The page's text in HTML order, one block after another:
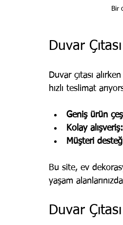
Bir
Duvar
Duvar çıtası
hızlı teslimat
Geniş ürün
Kolay alışveriş:
Müşteri
Bu site, ev
yaşam
Duvar